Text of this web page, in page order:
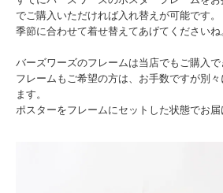
でご購入いただければ入れ替えが可能です。
季節に合わせて着せ替えてあげてくださいね
バーズワーズのフレームは当店でもご購入で
フレームもご希望の方は、お手数ですが別
ます。
ポスターをフレームにセットした状態でお届